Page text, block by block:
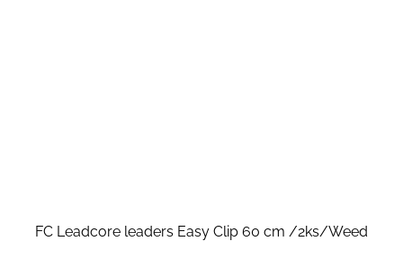
FC Leadcore leaders Easy Clip 60 cm /2ks/Weed